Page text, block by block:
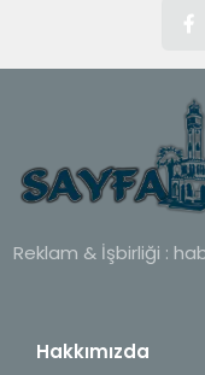
Reklam & İşbirliği :
Hakkımızda